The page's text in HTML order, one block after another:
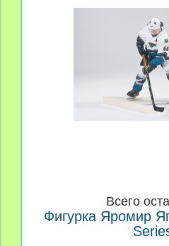
Всего
Фигурка Яромир